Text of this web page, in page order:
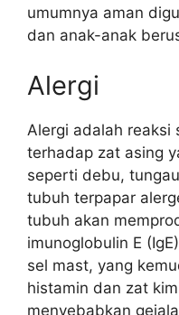
umumnya aman
dan anak-anak
Alergi
Alergi adalah reaksi
terhadap zat asing
seperti debu,
tubuh terpapar
tubuh akan
imunoglobulin E
sel mast, yang
histamin dan zat
menyebabkan